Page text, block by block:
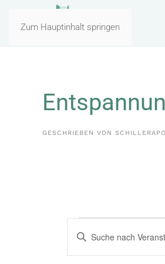
Zum Hauptinhalt springen
GESCHRIEBEN VON
Suche
Bitte